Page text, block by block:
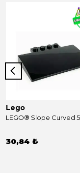
Lego
30,84 ₺